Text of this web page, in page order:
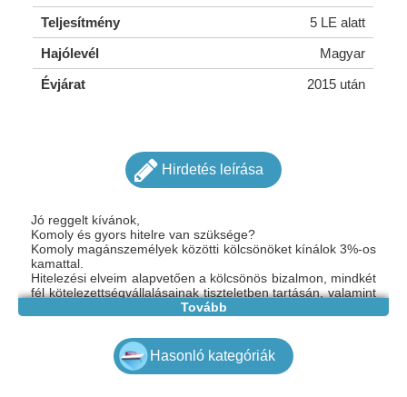
Teljesítmény
5 LE alatt
Hajólevél
Magyar
Évjárat
2015 után
Hirdetés leírása
Jó reggelt kívánok,
Komoly és gyors hitelre van szüksége?
Komoly magánszemélyek közötti kölcsönöket kínálok 3%-os
kamattal.
Hitelezési elveim alapvetően a kölcsönös bizalmon, mindkét
fél kötelezettségvállalásainak tiszteletben tartásán, valamint
a hitel- és törlesztési normák betartásán alapulnak.
eugeunia.budurea@gmail.com címre
Viber: +33774120897
Whatsapp: +33774120897
Tovább
Hasonló kategóriák